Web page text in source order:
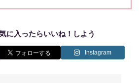
に入ったらいいね！しよう
Instagram